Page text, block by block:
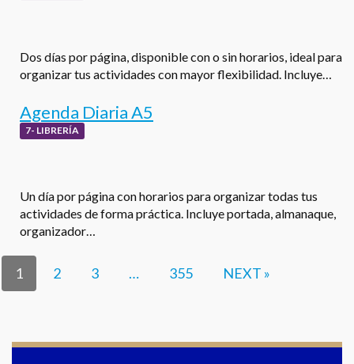
Dos días por página, disponible con o sin horarios, ideal para
organizar tus actividades con mayor flexibilidad. Incluye…
Agenda Diaria A5
7- LIBRERÍA
Un día por página con horarios para organizar todas tus
actividades de forma práctica. Incluye portada, almanaque,
organizador…
1 2 3 … 355 NEXT »